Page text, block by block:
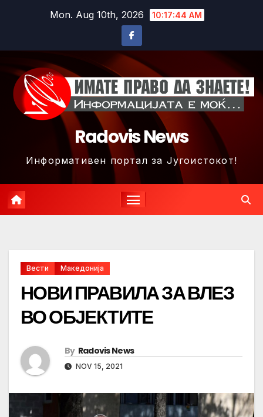
Mon. Aug 10th, 2026 10:17:47 AM
Radovis News
Информативен портал за Југоистокот!
Вести Македонија
НОВИ ПРАВИЛА ЗА ВЛЕЗ
ВО ОБЈЕКТИТЕ
By Radovis News
NOV 15, 2021